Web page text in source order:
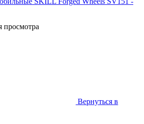
просмотра
Вернуться в